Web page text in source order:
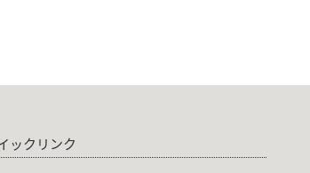
ックリンク